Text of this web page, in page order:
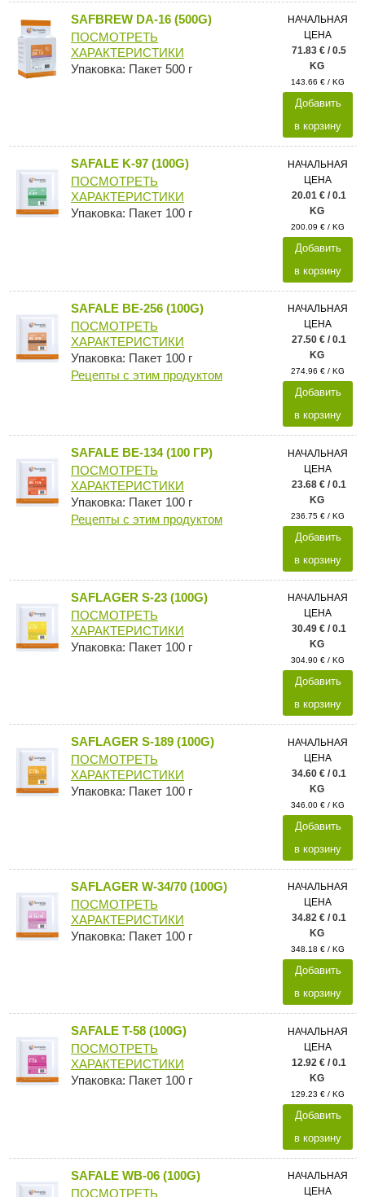
SAFBREW DA-16 (500G)
ПОСМОТРЕТЬ
ХАРАКТЕРИСТИКИ
Упаковка: Пакет 500 г
НАЧАЛЬНАЯ
ЦЕНА
71.83 € / 0.5
KG
143.66 € / KG
Добавить
в корзину
SAFALE K-97 (100G)
ПОСМОТРЕТЬ
ХАРАКТЕРИСТИКИ
Упаковка: Пакет 100 г
НАЧАЛЬНАЯ
ЦЕНА
20.01 € / 0.1
KG
200.09 € / KG
Добавить
в корзину
SAFALE BE-256 (100G)
ПОСМОТРЕТЬ
ХАРАКТЕРИСТИКИ
Упаковка: Пакет 100 г
Рецепты с этим продуктом
НАЧАЛЬНАЯ
ЦЕНА
27.50 € / 0.1
KG
274.96 € / KG
Добавить
в корзину
SAFALE BE-134 (100 ГР)
ПОСМОТРЕТЬ
ХАРАКТЕРИСТИКИ
Упаковка: Пакет 100 г
Рецепты с этим продуктом
НАЧАЛЬНАЯ
ЦЕНА
23.68 € / 0.1
KG
236.75 € / KG
Добавить
в корзину
SAFLAGER S-23 (100G)
ПОСМОТРЕТЬ
ХАРАКТЕРИСТИКИ
Упаковка: Пакет 100 г
НАЧАЛЬНАЯ
ЦЕНА
30.49 € / 0.1
KG
304.90 € / KG
Добавить
в корзину
SAFLAGER S-189 (100G)
ПОСМОТРЕТЬ
ХАРАКТЕРИСТИКИ
Упаковка: Пакет 100 г
НАЧАЛЬНАЯ
ЦЕНА
34.60 € / 0.1
KG
346.00 € / KG
Добавить
в корзину
SAFLAGER W-34/70 (100G)
ПОСМОТРЕТЬ
ХАРАКТЕРИСТИКИ
Упаковка: Пакет 100 г
НАЧАЛЬНАЯ
ЦЕНА
34.82 € / 0.1
KG
348.18 € / KG
Добавить
в корзину
SAFALE T-58 (100G)
ПОСМОТРЕТЬ
ХАРАКТЕРИСТИКИ
Упаковка: Пакет 100 г
НАЧАЛЬНАЯ
ЦЕНА
12.92 € / 0.1
KG
129.23 € / KG
Добавить
в корзину
SAFALE WB-06 (100G)
ПОСМОТРЕТЬ
НАЧАЛЬНАЯ
ЦЕНА